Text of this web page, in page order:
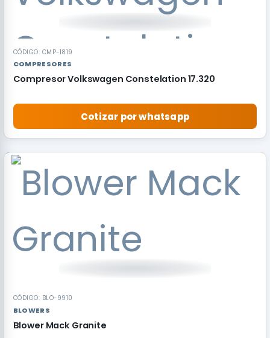
CÓDIGO: CMP-1819
COMPRESORES
Compresor Volkswagen Constelation 17.320
Cotizar por whatsapp
RECOMENDADO
CÓDIGO: BLO-9910
BLOWERS
Blower Mack Granite